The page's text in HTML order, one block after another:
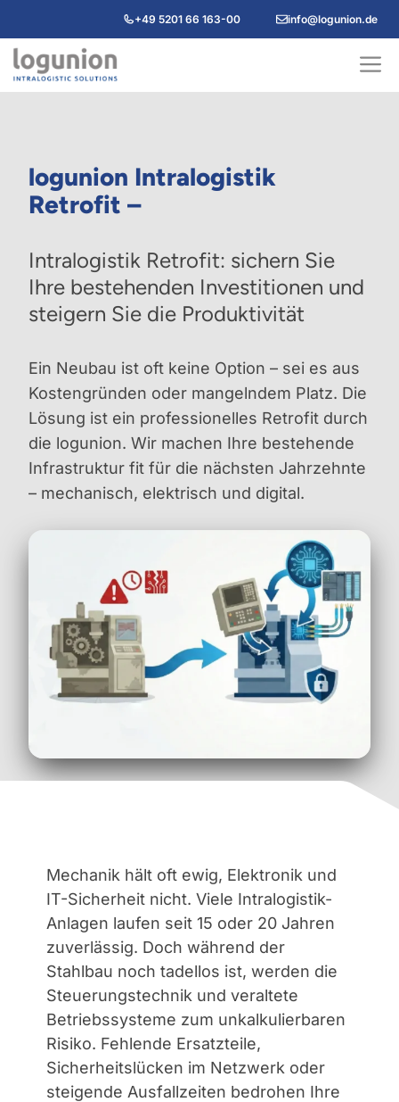
Inhalt
springen
+49 5201 66 163-00 info@logunion.de
logunion Intralogistik
Retrofit –
Intralogistik Retrofit: sichern Sie
Ihre bestehenden Investitionen und
steigern Sie die Produktivität
Ein Neubau ist oft keine Option – sei es aus
Kostengründen oder mangelndem Platz. Die
Lösung ist ein professionelles Retrofit durch
die logunion. Wir machen Ihre bestehende
Infrastruktur fit für die nächsten Jahrzehnte
– mechanisch, elektrisch und digital.
Mechanik hält oft ewig, Elektronik und
IT-Sicherheit nicht. Viele Intralogistik-
Anlagen laufen seit 15 oder 20 Jahren
zuverlässig. Doch während der
Stahlbau noch tadellos ist, werden die
Steuerungstechnik und veraltete
Betriebssysteme zum unkalkulierbaren
Risiko. Fehlende Ersatzteile,
Sicherheitslücken im Netzwerk oder
steigende Ausfallzeiten bedrohen Ihre